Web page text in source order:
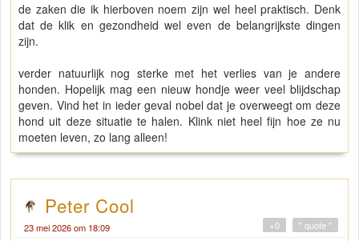
de zaken die ik hierboven noem zijn wel heel praktisch. Denk
dat de klik en gezondheid wel even de belangrijkste dingen
zijn.
verder natuurlijk nog sterke met het verlies van je andere
honden. Hopelijk mag een nieuw hondje weer veel blijdschap
geven. Vind het in ieder geval nobel dat je overweegt om deze
hond uit deze situatie te halen. Klink niet heel fijn hoe ze nu
moeten leven, zo lang alleen!
Peter Cool
23 mei 2026 om 18:09 " quote "
+0